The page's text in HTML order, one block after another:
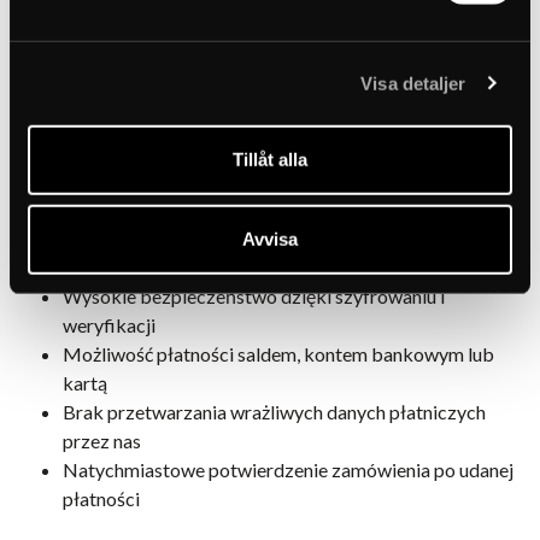
Visa detaljer
Tillåt alla
Avvisa
dwuskładnikowego, aby upewnić się, że to Ty dokonujesz
lub wybrać inną metodę płatności.
Szybką i prostą płatność
Wysokie bezpieczeństwo dzięki szyfrowaniu i
weryfikacji
Możliwość płatności saldem, kontem bankowym lub
kartą
Brak przetwarzania wrażliwych danych płatniczych
przez nas
Natychmiastowe potwierdzenie zamówienia po udanej
płatności